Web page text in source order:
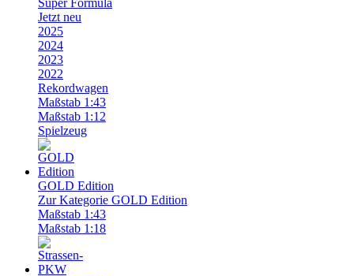
Super Formula
Jetzt neu
2025
2024
2023
2022
Rekordwagen
Maßstab 1:43
Maßstab 1:12
Spielzeug
GOLD Edition
Zur Kategorie GOLD Edition
Maßstab 1:43
Maßstab 1:18